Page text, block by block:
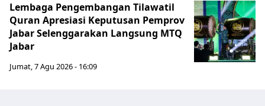
Lembaga Pengembangan Tilawatil
Quran Apresiasi Keputusan Pemprov
Jabar Selenggarakan Langsung MTQ
Jabar
Jumat, 7 Agu 2026 - 16:09